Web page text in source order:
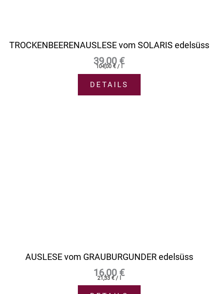
TROCKENBEERENAUSLESE vom SOLARIS edelsüss
39,00€
104,00 €/
DETAILS
AUSLESE vom GRAUBURGUNDER edelsüss
16,00 €
21,33€/